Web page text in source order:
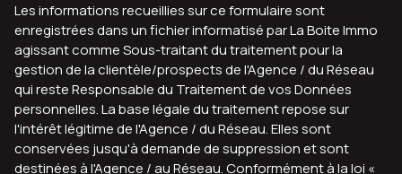
Les informations recueillies sur ce formulaire sont
enregistrées dans un fichier informatisé par La Boite Immo
agissant comme Sous-traitant du traitement pour la
gestion de la clientèle/prospects de l'Agence / du Réseau
qui reste Responsable du Traitement de vos Données
personnelles. La base légale du traitement repose sur
l'intérêt légitime de l'Agence / du Réseau. Elles sont
conservées jusqu'à demande de suppression et sont
destinées à l'Agence / au Réseau. Conformément à la loi «